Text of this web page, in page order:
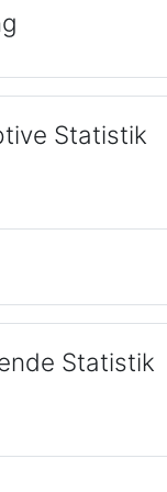
Statistik
Statistik